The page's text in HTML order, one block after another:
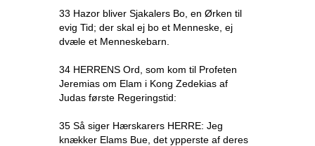
33 Hazor bliver Sjakalers Bo, en Ørken til
evig Tid; der skal ej bo et Menneske, ej
dvæle et Menneskebarn.
34 HERRENS Ord, som kom til Profeten
Jeremias om Elam i Kong Zedekias af
Judas første Regeringstid:
35 Så siger Hærskarers HERRE: Jeg
knækker Elams Bue, det ypperste af deres